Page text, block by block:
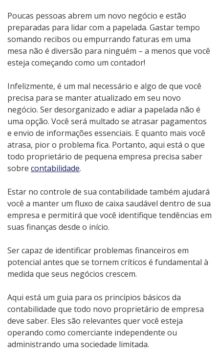
Poucas pessoas abrem um novo negócio e estão
preparadas para lidar com a papelada. Gastar tempo
somando recibos ou empurrando faturas em uma
mesa não é diversão para ninguém – a menos que você
esteja começando como um contador!
Infelizmente, é um mal necessário e algo de que você
precisa para se manter atualizado em seu novo
negócio. Ser desorganizado e adiar a papelada não é
uma opção. Você será multado se atrasar pagamentos
e envio de informações essenciais. E quanto mais você
atrasa, pior o problema fica. Portanto, aqui está o que
todo proprietário de pequena empresa precisa saber
sobre contabilidade.
Estar no controle de sua contabilidade também ajudará
você a manter um fluxo de caixa saudável dentro de sua
empresa e permitirá que você identifique tendências em
suas finanças desde o início.
Ser capaz de identificar problemas financeiros em
potencial antes que se tornem críticos é fundamental à
medida que seus negócios crescem.
Aqui está um guia para os princípios básicos da
contabilidade que todo novo proprietário de empresa
deve saber. Eles são relevantes quer você esteja
operando como comerciante independente ou
administrando uma sociedade limitada.